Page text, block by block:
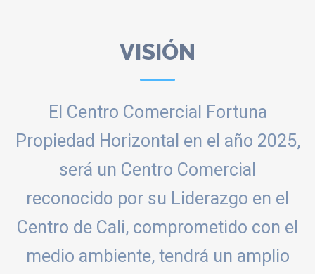
VISIÓN
El Centro Comercial Fortuna
Propiedad Horizontal en el año 2025,
será un Centro Comercial
reconocido por su Liderazgo en el
Centro de Cali, comprometido con el
medio ambiente, tendrá un amplio